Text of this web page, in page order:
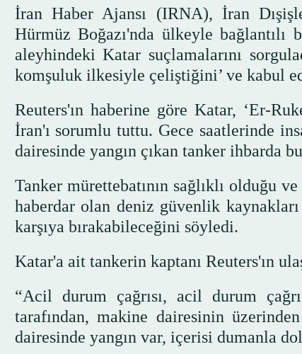
İran Haber Ajansı (IRNA), İran
Hürmüz Boğazı'nda ülkeyle
aleyhindeki Katar suçlamalarını
komşuluk ilkesiyle çeliştiğini’ ve kabul
Reuters'ın haberine göre Katar, ‘Er-
İran'ı sorumlu tuttu. Gece saatlerinde
dairesinde yangın çıkan tanker ihbarda
Tanker mürettebatının sağlıklı olduğu
haberdar olan deniz güvenlik
karşıya bırakabileceğini söyledi.
Katar'a ait tankerin kaptanı Reuters'ın
“Acil durum çağrısı, acil durum
tarafından, makine dairesinin
dairesinde yangın var, içerisi dumanla